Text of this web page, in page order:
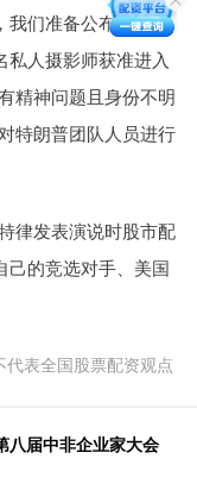
我们准备公布相关视
私人摄影师获准进入
精神问题且身份不明
特朗普团队人员进行
发表演说时股市配
己的竞选对手、美国
表全国股票配资观点
八届中非企业家大会